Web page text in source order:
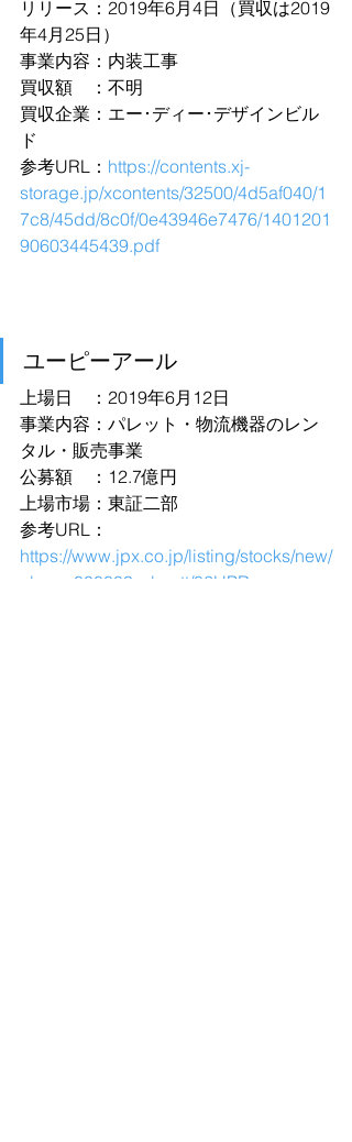
リリース：2019年6月4日（買収は2019
年4月25日）
事業内容：内装工事
買収額　：不明
買収企業：エー･ディー･デザインビル
ド
参考URL： https://contents.xj-
storage.jp/xcontents/32500/4d5af040/1
7c8/45dd/8c0f/0e43946e7476/1401201
90603445439.pdf
ユーピーアール
上場日　：2019年6月12日
事業内容：パレット・物流機器のレン
タル・販売事業
公募額　：12.7億円
上場市場：東証二部
参考URL：
https://www.jpx.co.jp/listing/stocks/new/
nlsgeu000003yxln-att/06UPR-